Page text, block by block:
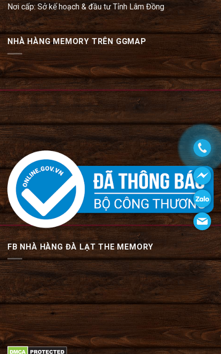
Nơi cấp: Sở kế hoạch & đầu tư Tỉnh Lâm Đồng
NHÀ HÀNG MEMORY TRÊN GGMAP
FB NHÀ HÀNG ĐÀ LẠT THE MEMORY